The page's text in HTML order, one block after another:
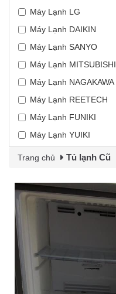
Máy Lạnh LG
Máy Lạnh DAIKIN
Máy Lạnh SANYO
Máy Lạnh MITSUBISHI
Máy Lạnh NAGAKAWA
Máy Lạnh REETECH
Máy Lạnh FUNIKI
Máy Lạnh YUIKI
Trang chủ Tủ lạnh Cũ